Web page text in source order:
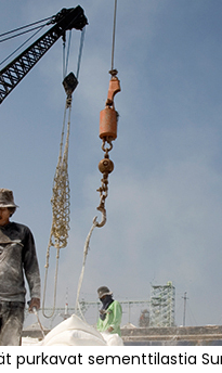
purkavat sementtilastia